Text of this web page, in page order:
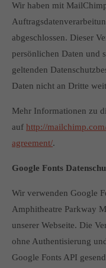
Wir haben mit
abgeschlossen. Dieser
persönlichen Daten und
geltenden
Daten nicht an Dritte
Mehr Informationen zu
auf http://
agreement/.
Google Fonts
Wir verwenden Google
Amphitheatre Parkway
unserer Webseite. Die
ohne Authentisierung
Google Fonts API